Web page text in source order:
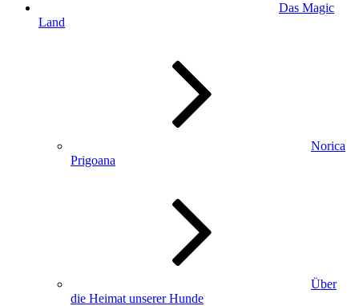
Das Magic
Land
Norica
Prigoana
Über
die Heimat unserer Hunde